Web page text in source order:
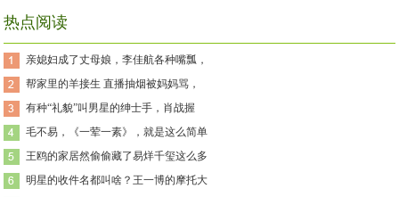
热点阅读
亲媳妇成了丈母娘，李佳航各种嘴瓢，
帮家里的羊接生 直播抽烟被妈妈骂，
有种“礼貌”叫男星的绅士手，肖战握
毛不易，《一荤一素》，就是这么简单
王鸥的家居然偷偷藏了易烊千玺这么多
明星的收件名都叫啥？王一博的摩托大